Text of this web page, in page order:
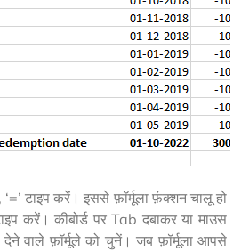
टाइप करें। इससे फ़ॉर्मूला फ़ंक्शन चालू हो
करें। कीबोर्ड पर Tab दबाकर या माउस
देने वाले फ़ॉर्मूले को चुनें। जब फ़ॉर्मूला आपसे